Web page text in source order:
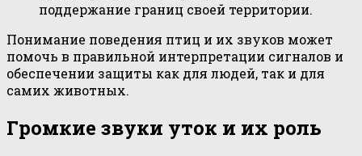
поддержание границ своей территории.
Понимание поведения птиц и их звуков может
помочь в правильной интерпретации сигналов и
обеспечении защиты как для людей, так и для
самих животных.
Громкие звуки уток и их роль